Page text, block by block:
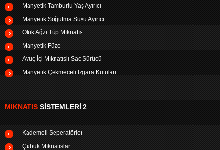
Manyetik Tamburlu Yaş Ayırıcı
Manyetik Soğutma Suyu Ayırıcı
Oluk Ağzı Tüp Mıknatıs
Manyetik Füze
Avuç İçi Mıknatıslı Sac Sürücü
Manyetik Çekmeceli Izgara Kutuları
MIKNATISSISTEMLERI 2
Kademeli Seperatörler
Çubuk Mıknatıslar